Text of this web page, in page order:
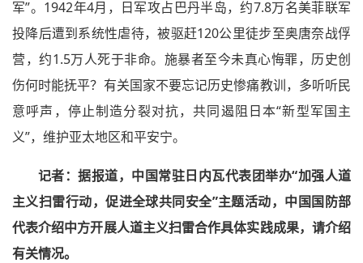
军”。1942年4月，日军攻占巴丹半岛，约7.8万名美菲联军
投降后遭到系统性虐待，被驱赶120公里徒步至奥唐奈战俘
营，约1.5万人死于非命。施暴者至今未真心悔罪，历史创
伤何时能抚平？有关国家不要忘记历史惨痛教训，多听听民
意呼声，停止制造分裂对抗，共同遏阻日本“新型军国主
义”，维护亚太地区和平安宁。
记者：据报道，中国常驻日内瓦代表团举办“加强人道
主义扫雷行动，促进全球共同安全”主题活动，中国国防部
代表介绍中方开展人道主义扫雷合作具体实践成果，请介绍
有关情况。